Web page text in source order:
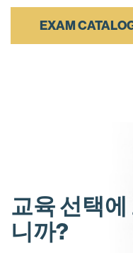
EXAM
교육 선택
니까?